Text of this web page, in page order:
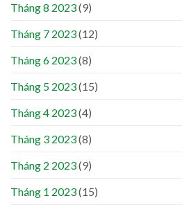
Tháng 8 2023(9)
Tháng 7 2023(12)
Tháng 6 2023(8)
Tháng 5 2023(15)
Tháng 4 2023(4)
Tháng 3 2023(8)
Tháng 2 2023(9)
Tháng 1 2023(15)